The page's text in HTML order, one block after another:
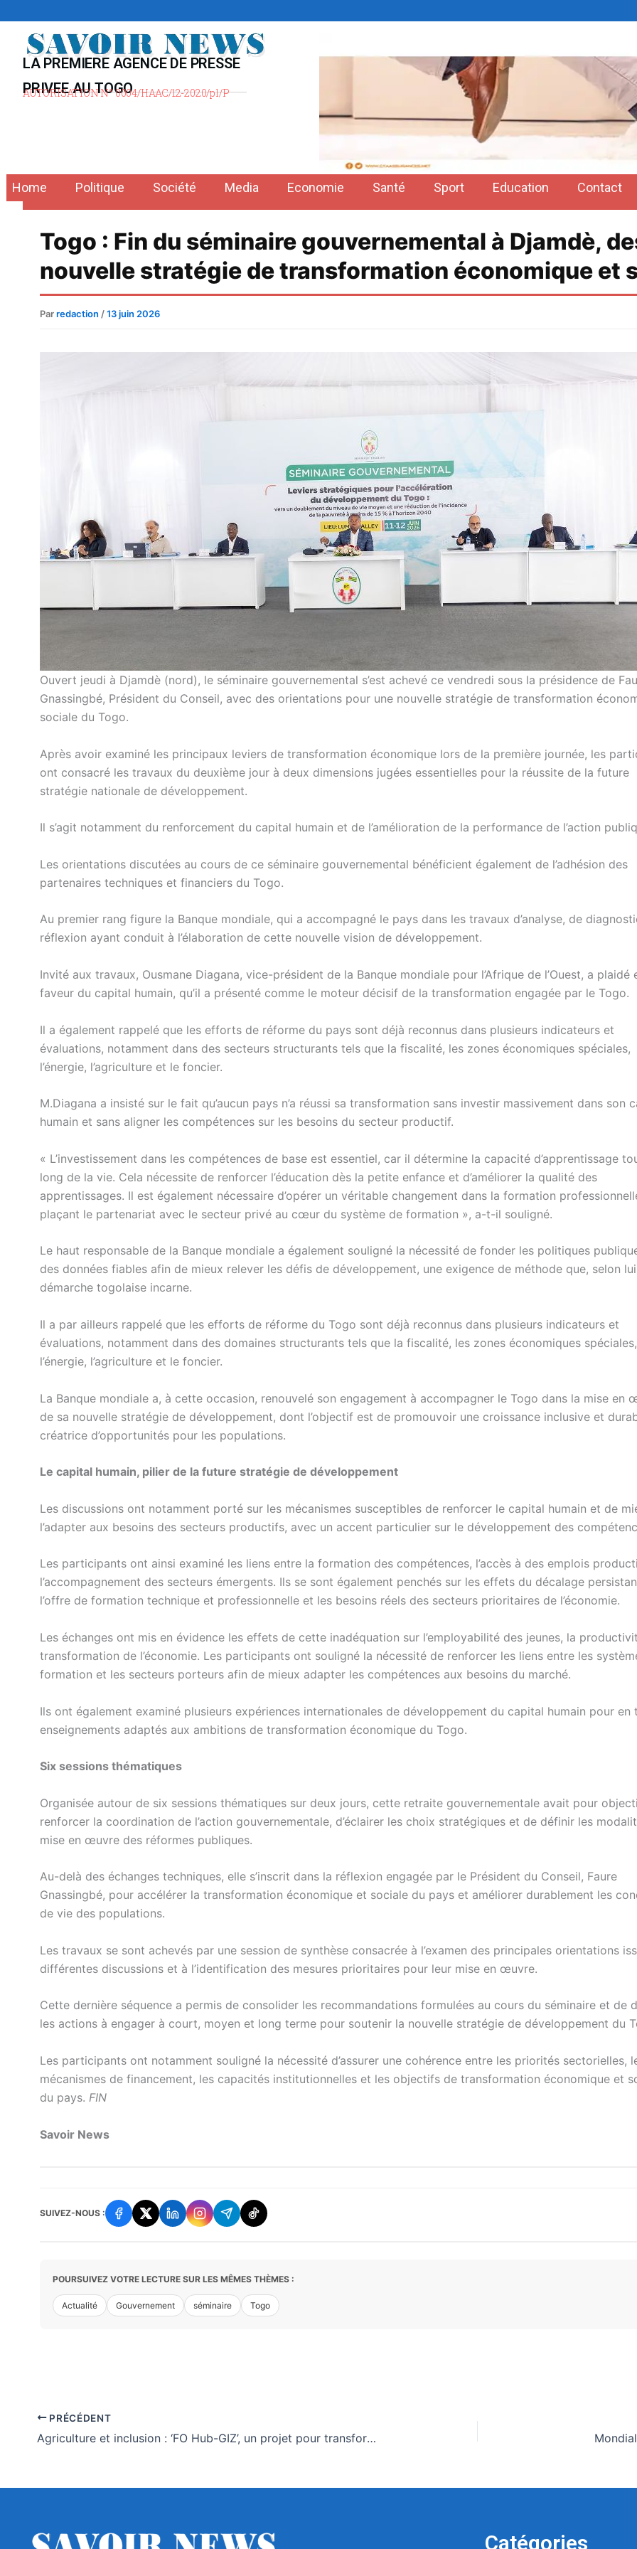
contenu
LA PREMIERE AGENCE DE PRESSE
PRIVEE AU TOGO
AUTORISATION N° 0004/HAAC/12-2020/pl/P
Home Politique Société Media Economie Santé Sport Education Contact
Togo : Fin du séminaire gouvernemental à Djamdè,
nouvelle stratégie de transformation économique et
Parredaction /13 juin 2026
Ouvert jeudi à Djamdè (nord), le séminaire gouvernemental s’est achevé ce vendredi sous la présidence de
Gnassingbé, Président du Conseil, avec des orientations pour une nouvelle stratégie de transformation
sociale du Togo.
Après avoir examiné les principaux leviers de transformation économique lors de la première journée, les
ont consacré les travaux du deuxième jour à deux dimensions jugées essentielles pour la réussite de la future
stratégie nationale de développement.
Il s’agit notamment du renforcement du capital humain et de l’amélioration de la performance de l’action
Les orientations discutées au cours de ce séminaire gouvernemental bénéficient également de l’adhésion des
partenaires techniques et financiers du Togo.
Au premier rang figure la Banque mondiale, qui a accompagné le pays dans les travaux d’analyse, de
réflexion ayant conduit à l’élaboration de cette nouvelle vision de développement.
Invité aux travaux, Ousmane Diagana, vice-président de la Banque mondiale pour l’Afrique de l’Ouest, a plaidé
faveur du capital humain, qu’il a présenté comme le moteur décisif de la transformation engagée par le Togo.
Il a également rappelé que les efforts de réforme du pays sont déjà reconnus dans plusieurs indicateurs et
évaluations, notamment dans des secteurs structurants tels que la fiscalité, les zones économiques spéciales,
l’énergie, l’agriculture et le foncier.
M.Diagana a insisté sur le fait qu’aucun pays n’a réussi sa transformation sans investir massivement dans son
humain et sans aligner les compétences sur les besoins du secteur productif.
« L’investissement dans les compétences de base est essentiel, car il détermine la capacité d’apprentissage
long de la vie. Cela nécessite de renforcer l’éducation dès la petite enfance et d’améliorer la qualité des
apprentissages. Il est également nécessaire d’opérer un véritable changement dans la formation
plaçant le partenariat avec le secteur privé au cœur du système de formation », a-t-il souligné.
Le haut responsable de la Banque mondiale a également souligné la nécessité de fonder les politiques
des données fiables afin de mieux relever les défis de développement, une exigence de méthode que, selon
démarche togolaise incarne.
Il a par ailleurs rappelé que les efforts de réforme du Togo sont déjà reconnus dans plusieurs indicateurs et
évaluations, notamment dans des domaines structurants tels que la fiscalité, les zones économiques spéciales,
l’énergie, l’agriculture et le foncier.
La Banque mondiale a, à cette occasion, renouvelé son engagement à accompagner le Togo dans la mise en
de sa nouvelle stratégie de développement, dont l’objectif est de promouvoir une croissance inclusive et
créatrice d’opportunités pour les populations.
Le capital humain, pilier de la future stratégie de développement
Les discussions ont notamment porté sur les mécanismes susceptibles de renforcer le capital humain et de
l’adapter aux besoins des secteurs productifs, avec un accent particulier sur le développement des
Les participants ont ainsi examiné les liens entre la formation des compétences, l’accès à des emplois
l’accompagnement des secteurs émergents. Ils se sont également penchés sur les effets du décalage
l’offre de formation technique et professionnelle et les besoins réels des secteurs prioritaires de l’économie.
Les échanges ont mis en évidence les effets de cette inadéquation sur l’employabilité des jeunes, la
transformation de l’économie. Les participants ont souligné la nécessité de renforcer les liens entre les
formation et les secteurs porteurs afin de mieux adapter les compétences aux besoins du marché.
Ils ont également examiné plusieurs expériences internationales de développement du capital humain pour en
enseignements adaptés aux ambitions de transformation économique du Togo.
Six sessions thématiques
Organisée autour de six sessions thématiques sur deux jours, cette retraite gouvernementale avait pour
renforcer la coordination de l’action gouvernementale, d’éclairer les choix stratégiques et de définir les
mise en œuvre des réformes publiques.
Au-delà des échanges techniques, elle s’inscrit dans la réflexion engagée par le Président du Conseil, Faure
Gnassingbé, pour accélérer la transformation économique et sociale du pays et améliorer durablement les
de vie des populations.
Les travaux se sont achevés par une session de synthèse consacrée à l’examen des principales orientations
différentes discussions et à l’identification des mesures prioritaires pour leur mise en œuvre.
Cette dernière séquence a permis de consolider les recommandations formulées au cours du séminaire et de
les actions à engager à court, moyen et long terme pour soutenir la nouvelle stratégie de développement du
Les participants ont notamment souligné la nécessité d’assurer une cohérence entre les priorités sectorielles,
mécanismes de financement, les capacités institutionnelles et les objectifs de transformation économique et
du pays. FIN
Savoir News
SUIVEZ-NOUS :
POURSUIVEZ VOTRE LECTURE SUR LES MÊMES THÈMES :
Actualité Gouvernement séminaire Togo
PRÉCÉDENT
Agriculture et inclusion : ‘FO Hub-GIZ’, un projet pour transformer les systèmes agricoles en Afrique de l’Ouest lancé à Abuja
Catégories